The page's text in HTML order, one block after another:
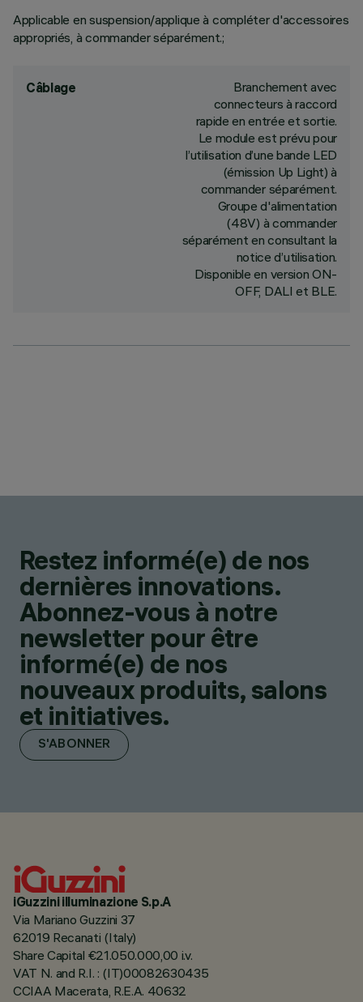
Applicable en suspension/applique à compléter d'accessoires
appropriés, à commander séparément.;
Câblage
Branchement avec
connecteurs à raccord
rapide en entrée et sortie.
Le module est prévu pour
l’utilisation d’une bande LED
(émission Up Light) à
commander séparément.
Groupe d'alimentation
(48V) à commander
séparément en consultant la
notice d’utilisation.
Disponible en version ON-
OFF, DALI et BLE.
Restez informé(e) de nos
dernières innovations.
Abonnez-vous à notre
newsletter pour être
informé(e) de nos
nouveaux produits, salons
et initiatives.
S'ABONNER
iGuzzini illuminazione S.p.A
Via Mariano Guzzini 37
62019 Recanati (Italy)
Share Capital €21.050.000,00 i.v.
VAT N. and R.I. : (IT)00082630435
CCIAA Macerata, R.E.A. 40632